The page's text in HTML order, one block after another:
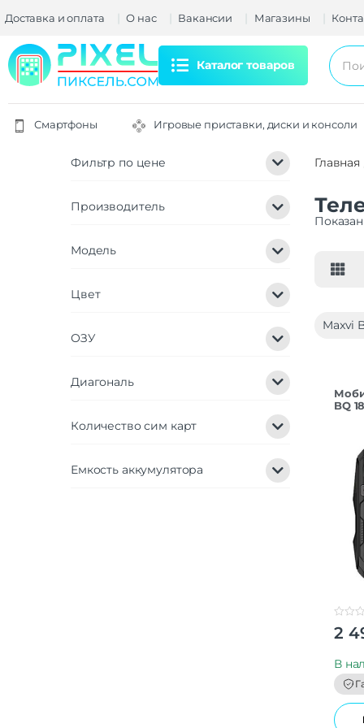
Доставка и оплата О нас Вакансии Магазины
Каталог товаров
Смартфоны Игровые приставки, диски и консоли
Главная
Maxvi
BQ
0
o
o
2
В
Фильтр по цене
Производитель
Модель
Цвет
ОЗУ
Диагональ
Количество сим карт
Емкость аккумулятора